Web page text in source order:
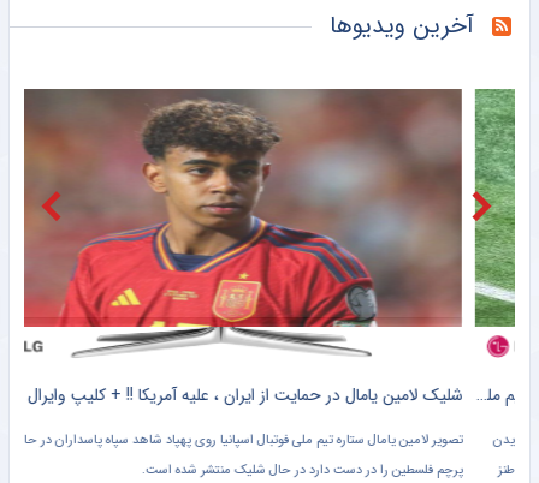
تورنمنت چهارجانبه عراق با حضور تیم ملی
خبرورزشی ویدیو| اجرای گروهی تکواندو به سبک جومونگ!
خبرگزاری تابناک
خبرگزاری میزان برگزاری دوره پیشرفته مربیگری بین‌المللی فدراسیون جهانی جودو در ایران
خبرگزاری میزان پاکدل: تلاش‌ها برای حضور لژیونر‌ها بی‌نتیجه ماند؛ هندبال با نصف توان به ناگویا می‌رود/ برای موفقیت در گروه مرگ می‌جنگیم
آخرین ویدیوها
شلیک لامین یامال در حمایت از ایران ، علیه آمریکا !! + کلیپ وایرال شده
تصویر لامین یامال ستاره تیم ملی فوتبال اسپانیا روی پهپاد شاهد سپاه پاسداران در حالی که
پرچم فلسطین را در دست دارد در حال شلیک منتشر شده است.